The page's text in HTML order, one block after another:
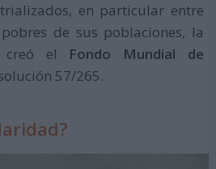
en particular entre
de sus poblaciones, la
creó el Fondo Mundial de
57/265.